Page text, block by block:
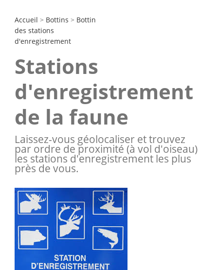
Accueil > Bottins > Bottin
des stations
d'enregistrement
Stations
d'enregistrement
de la faune
Laissez-vous géolocaliser et trouvez
par ordre de proximité (à vol d'oiseau)
les stations d'enregistrement les plus
près de vous.